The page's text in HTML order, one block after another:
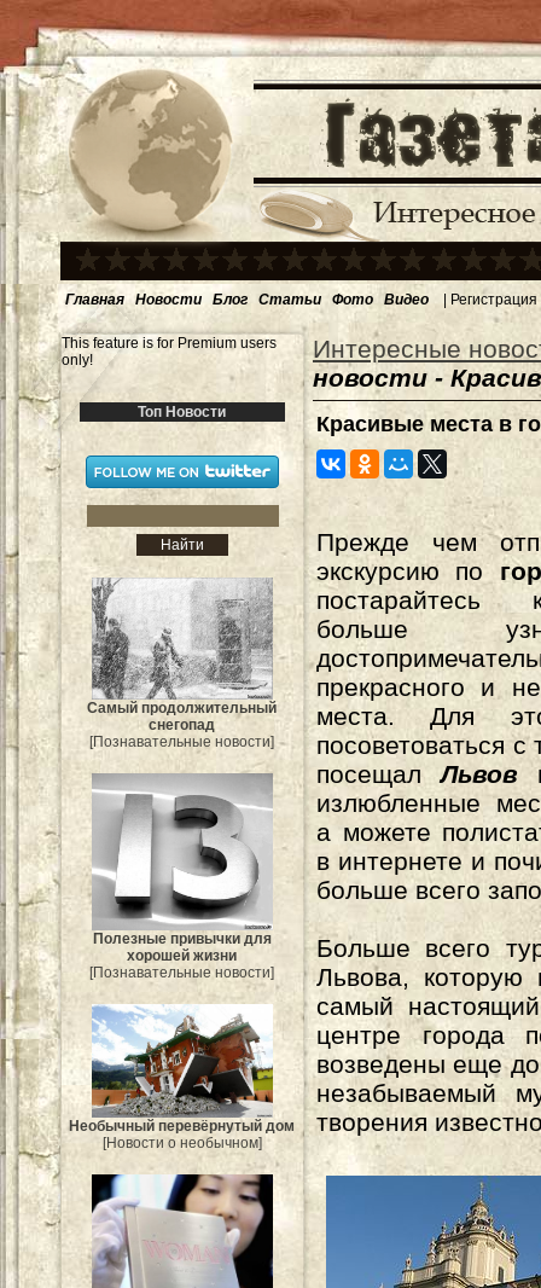
Главная Новости Блог Статьи Фото Видео | Регистрация
This feature is for Premium users
only!
Топ Новости
Самый продолжительный
снегопад
[Познавательные новости]
Полезные привычки для
хорошей жизни
[Познавательные новости]
Необычный перевёрнутый дом
[Новости о необычном]
Интересные
новости -
Красивые места в
Прежде чем
экскурсию по
больше
прекрасного и
места. Для
посоветоваться с
посещал Львов
излюбленные
а можете
в интернете и
больше всего
Больше всего
Львова,
самый
центре города
возведены еще
незабываемый
творения